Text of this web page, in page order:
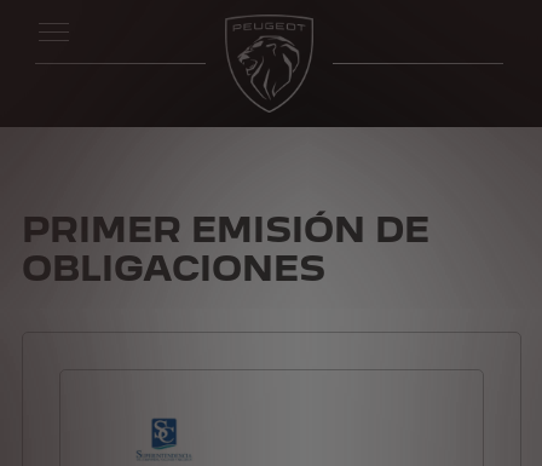
PRIMER EMISIÓN DE
OBLIGACIONES